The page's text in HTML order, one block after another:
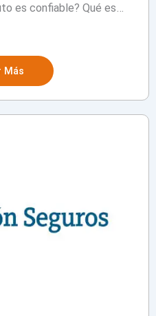
es confiable? Qué es…
Más